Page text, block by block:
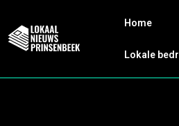
Home
Lokale